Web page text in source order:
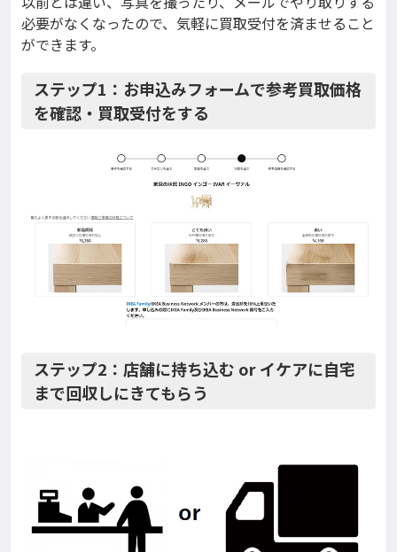
必要がなくなったので、気軽に買取受付を済ませること
ができます。
ステップ1：お申込みフォームで参考買取価格
を確認・買取受付をする
ステップ2：店舗に持ち込む or イケアに自宅
まで回収しにきてもらう